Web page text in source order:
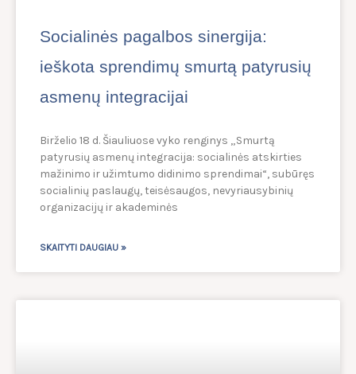
Socialinės pagalbos sinergija:
ieškota sprendimų smurtą patyrusių
asmenų integracijai
Birželio 18 d. Šiauliuose vyko renginys „Smurtą
patyrusių asmenų integracija: socialinės atskirties
mažinimo ir užimtumo didinimo sprendimai“, subūręs
socialinių paslaugų, teisėsaugos, nevyriausybinių
organizacijų ir akademinės
SKAITYTI DAUGIAU »